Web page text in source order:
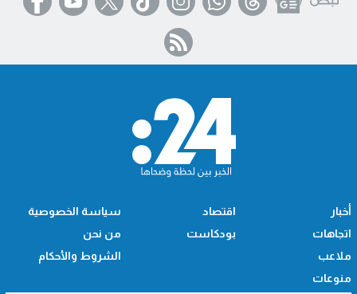
أخبار
اتجاهات
ملاعب
منوعات
اقتصاد
بودكاست
سياسة الخصوصية
من نحن
الشروط والأحكام